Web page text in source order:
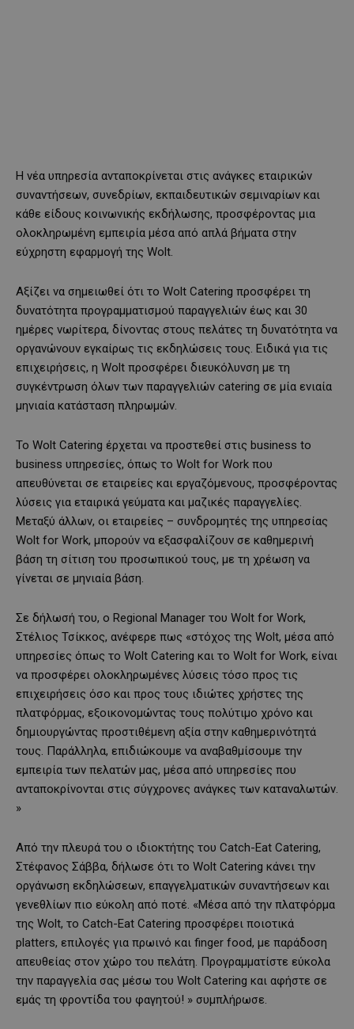
Η νέα υπηρεσία ανταποκρίνεται στις ανάγκες εταιρικών
συναντήσεων, συνεδρίων, εκπαιδευτικών σεμιναρίων και
κάθε είδους κοινωνικής εκδήλωσης, προσφέροντας μια
ολοκληρωμένη εμπειρία μέσα από απλά βήματα στην
εύχρηστη εφαρμογή της Wolt.
Αξίζει να σημειωθεί ότι το Wolt Catering προσφέρει τη
δυνατότητα προγραμματισμού παραγγελιών έως και 30
ημέρες νωρίτερα, δίνοντας στους πελάτες τη δυνατότητα να
οργανώνουν εγκαίρως τις εκδηλώσεις τους. Ειδικά για τις
επιχειρήσεις, η Wolt προσφέρει διευκόλυνση με τη
συγκέντρωση όλων των παραγγελιών catering σε μία ενιαία
μηνιαία κατάσταση πληρωμών.
Το Wolt Catering έρχεται να προστεθεί στις business to
business υπηρεσίες, όπως το Wolt for Work που
απευθύνεται σε εταιρείες και εργαζόμενους, προσφέροντας
λύσεις για εταιρικά γεύματα και μαζικές παραγγελίες.
Μεταξύ άλλων, οι εταιρείες – συνδρομητές της υπηρεσίας
Wolt for Work, μπορούν να εξασφαλίζουν σε καθημερινή
βάση τη σίτιση του προσωπικού τους, με τη χρέωση να
γίνεται σε μηνιαία βάση.
Σε δήλωσή του, ο Regional Manager του Wolt for Work,
Στέλιος Τσίκκος, ανέφερε πως «στόχος της Wolt, μέσα από
υπηρεσίες όπως το Wolt Catering και το Wolt for Work, είναι
να προσφέρει ολοκληρωμένες λύσεις τόσο προς τις
επιχειρήσεις όσο και προς τους ιδιώτες χρήστες της
πλατφόρμας, εξοικονομώντας τους πολύτιμο χρόνο και
δημιουργώντας προστιθέμενη αξία στην καθημερινότητά
τους. Παράλληλα, επιδιώκουμε να αναβαθμίσουμε την
εμπειρία των πελατών μας, μέσα από υπηρεσίες που
ανταποκρίνονται στις σύγχρονες ανάγκες των καταναλωτών.
»
Από την πλευρά του o ιδιοκτήτης του Catch-Eat Catering,
Στέφανος Σάββα, δήλωσε ότι το Wolt Catering κάνει την
οργάνωση εκδηλώσεων, επαγγελματικών συναντήσεων και
γενεθλίων πιο εύκολη από ποτέ. «Μέσα από την πλατφόρμα
της Wolt, το Catch-Eat Catering προσφέρει ποιοτικά
platters, επιλογές για πρωινό και finger food, με παράδοση
απευθείας στον χώρο του πελάτη. Προγραμματίστε εύκολα
την παραγγελία σας μέσω του Wolt Catering και αφήστε σε
εμάς τη φροντίδα του φαγητού! » συμπλήρωσε.